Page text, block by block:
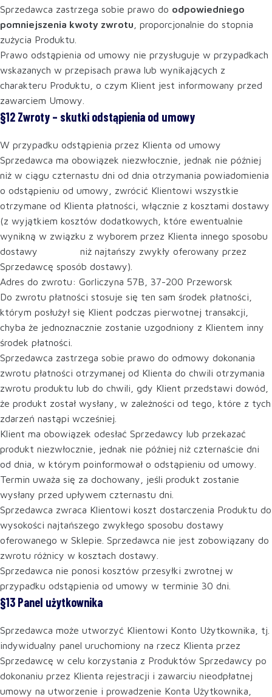
Sprzedawca zastrzega sobie prawo do odpowiedniego
pomniejszenia kwoty zwrotu , proporcjonalnie do stopnia
zużycia Produktu.
Prawo odstąpienia od umowy nie przysługuje w przypadkach
wskazanych w przepisach prawa lub wynikających z
charakteru Produktu, o czym Klient jest informowany przed
zawarciem Umowy.
§12 Zwroty – skutki odstąpienia od umowy
W przypadku odstąpienia przez Klienta od umowy
Sprzedawca ma obowiązek niezwłocznie, jednak nie później
niż w ciągu czternastu dni od dnia otrzymania powiadomienia
o odstąpieniu od umowy, zwrócić Klientowi wszystkie
otrzymane od Klienta płatności, włącznie z kosztami dostawy
(z wyjątkiem kosztów dodatkowych, które ewentualnie
wynikną w związku z wyborem przez Klienta innego sposobu
dostawy niż najtańszy zwykły oferowany przez
Sprzedawcę sposób dostawy).
Adres do zwrotu: Gorliczyna 57B, 37-200 Przeworsk
Do zwrotu płatności stosuje się ten sam środek płatności,
którym posłużył się Klient podczas pierwotnej transakcji,
chyba że jednoznacznie zostanie uzgodniony z Klientem inny
środek płatności.
Sprzedawca zastrzega sobie prawo do odmowy dokonania
zwrotu płatności otrzymanej od Klienta do chwili otrzymania
zwrotu produktu lub do chwili, gdy Klient przedstawi dowód,
że produkt został wysłany, w zależności od tego, które z tych
zdarzeń nastąpi wcześniej.
Klient ma obowiązek odesłać Sprzedawcy lub przekazać
produkt niezwłocznie, jednak nie później niż czternaście dni
od dnia, w którym poinformował o odstąpieniu od umowy.
Termin uważa się za dochowany, jeśli produkt zostanie
wysłany przed upływem czternastu dni.
Sprzedawca zwraca Klientowi koszt dostarczenia Produktu do
wysokości najtańszego zwykłego sposobu dostawy
oferowanego w Sklepie. Sprzedawca nie jest zobowiązany do
zwrotu różnicy w kosztach dostawy.
Sprzedawca nie ponosi kosztów przesyłki zwrotnej w
przypadku odstąpienia od umowy w terminie 30 dni.
§13 Panel użytkownika
Sprzedawca może utworzyć Klientowi Konto Użytkownika, tj.
indywidualny panel uruchomiony na rzecz Klienta przez
Sprzedawcę w celu korzystania z Produktów Sprzedawcy po
dokonaniu przez Klienta rejestracji i zawarciu nieodpłatnej
umowy na utworzenie i prowadzenie Konta Użytkownika,